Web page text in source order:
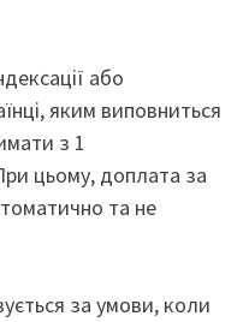
або
яким виповниться
з 1
цьому, доплата за
та не
за умови, коли